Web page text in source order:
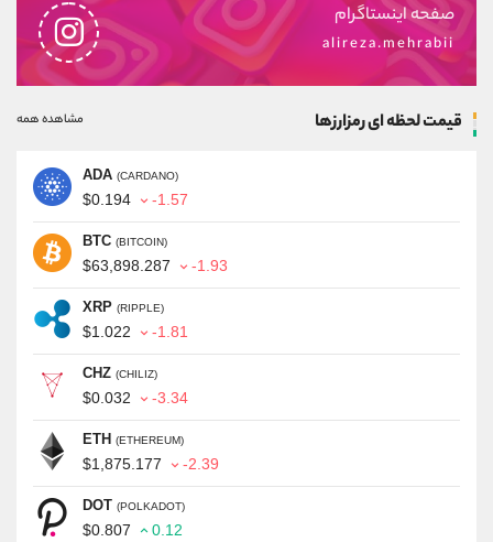
صفحه اینستاگرام
alireza.mehrabii
قیمت لحظه ای رمزارزها مشاهده همه
ADA (CARDANO)
$0.194 -1.57
BTC (BITCOIN)
$63,898.287 -1.93
XRP (RIPPLE)
$1.022 -1.81
CHZ (CHILIZ)
$0.032 -3.34
ETH (ETHEREUM)
$1,875.177 -2.39
DOT (POLKADOT)
$0.807 0.12